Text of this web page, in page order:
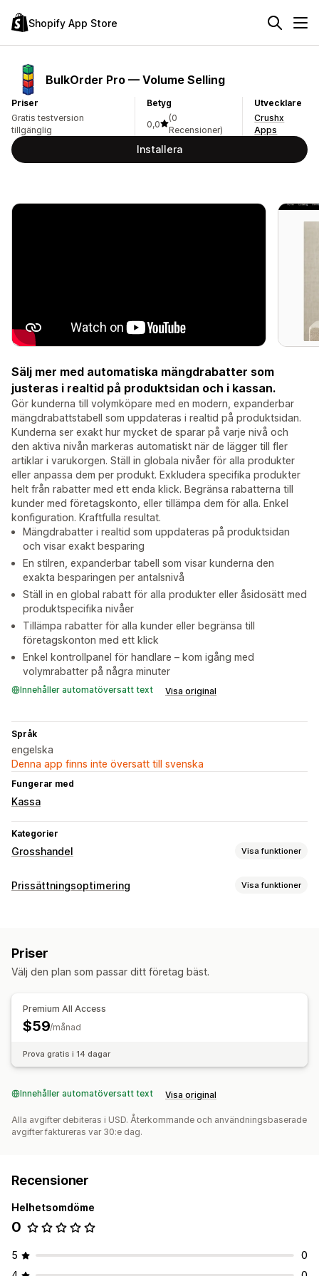
Shopify App Store
BulkOrder Pro — Volume Selling
Priser
Gratis testversion
tillgänglig
Betyg
0,0
(0
Recensioner)
Utvecklare
Crushx
Apps
Installera
Sälj mer med automatiska mängdrabatter som
justeras i realtid på produktsidan och i kassan.
Gör kunderna till volymköpare med en modern, expanderbar
mängdrabattstabell som uppdateras i realtid på produktsidan.
Kunderna ser exakt hur mycket de sparar på varje nivå och
den aktiva nivån markeras automatiskt när de lägger till fler
artiklar i varukorgen. Ställ in globala nivåer för alla produkter
eller anpassa dem per produkt. Exkludera specifika produkter
helt från rabatter med ett enda klick. Begränsa rabatterna till
kunder med företagskonto, eller tillämpa dem för alla. Enkel
konfiguration. Kraftfulla resultat.
Mängdrabatter i realtid som uppdateras på produktsidan
och visar exakt besparing
En stilren, expanderbar tabell som visar kunderna den
exakta besparingen per antalsnivå
Ställ in en global rabatt för alla produkter eller åsidosätt med
produktspecifika nivåer
Tillämpa rabatter för alla kunder eller begränsa till
företagskonton med ett klick
Enkel kontrollpanel för handlare – kom igång med
volymrabatter på några minuter
Innehåller automatöversatt text Visa original
Språk
engelska
Denna app finns inte översatt till svenska
Fungerar med
Kassa
Kategorier
Grosshandel Visa funktioner
Prisalternativ
Prissättningsoptimering Visa funktioner
Differentierade rabatter
Priser
Välj den plan som passar ditt företag bäst.
Premium All Access
$59/månad
Prova gratis i 14 dagar
Innehåller automatöversatt text Visa original
Alla avgifter debiteras i USD. Återkommande och användningsbaserade
avgifter faktureras var 30:e dag.
Recensioner
Helhetsomdöme
0
5
0